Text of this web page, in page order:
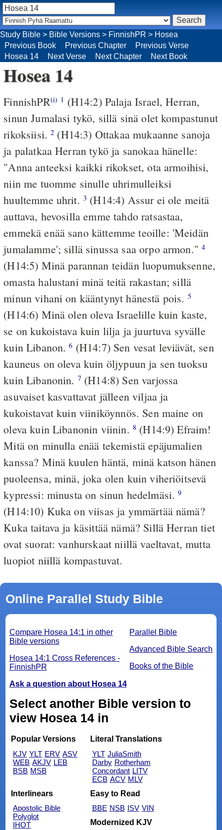
Study Bible > Bible Versions > FinnishPR > Hosea
Previous Book
Previous Chapter
Previous Verse
Hosea 14
Next Verse Next Chapter Next Book
Hosea 14
FinnishPR(i) 1 (H14:2) Palaja Israel, Herran,
sinun Jumalasi tykö, sillä sinä olet kompastunut
rikoksiisi.2 (H14:3) Ottakaa mukaanne sanoja
ja palatkaa Herran tykö ja sanokaa hänelle:
"Anna anteeksi kaikki rikokset, ota armoihisi,
niin me tuomme sinulle uhrimulleiksi
huultemme uhrit. 3 (H14:4) Assur ei ole meitä
auttava, hevosilla emme tahdo ratsastaa,
emmekä enää sano kättemme teoille: 'Meidän
jumalamme'; sillä sinussa saa orpo armon."4
(H14:5) Minä parannan teidän luopumuksenne,
omasta halustani minä teitä rakastan; sillä
minun vihani on kääntynyt hänestä pois. 5
(H14:6) Minä olen oleva Israelille kuin kaste,
se on kukoistava kuin lilja ja juurtuva syvälle
kuin Libanon.6 (H14:7) Sen vesat leviävät, sen
kauneus on oleva kuin öljypuun ja sen tuoksu
kuin Libanonin. 7(H14:8) Sen varjossa
asuvaiset kasvattavat jälleen viljaa ja
kukoistavat kuin viiniköynnös. Sen maine on
oleva kuin Libanonin viinin. 8 (H14:9) Efraim!
Mitä on minulla enää tekemistä epäjumalien
kanssa? Minä kuulen häntä, minä katson hänen
puoleensa, minä, joka olen kuin viheriöitsevä
kypressi: minusta on sinun hedelmäsi.9
(H14:10) Kuka on viisas ja ymmärtää nämä?
Kuka taitava ja käsittää nämä? Sillä Herran tiet
ovat suorat: vanhurskaat niillä vaeltavat, mutta
luopiot niillä kompastuvat.
Online Parallel Study Bible
Parallel Bible
Advanced Bible Search
Books of the Bible
Compare Hosea 14:1 in other
Bible versions
Hosea 14:1 Cross References -
FinnishPR
Ask a question about Hosea 14
Select another Bible version to
view Hosea 14 in
Popular Versions
KJV YLT ERV ASV
WEB AKJV LEB
BSB MSB
Literal Translations
YLT JuliaSmith
Darby Rotherham
Concordant LITV
ECB ACV MLV
Interlinears
Apostolic Bible
Polyglot
IHOT
Easy to Read
BBE NSB ISV VIN
Modernized KJV